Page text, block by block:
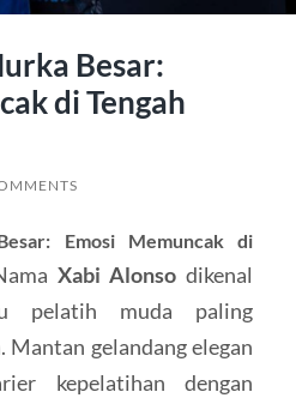
Besar:
di Tengah
Emosi Memuncak di
Xabi Alonso dikenal
pelatih muda paling
Mantan gelandang elegan
kepelatihan dengan